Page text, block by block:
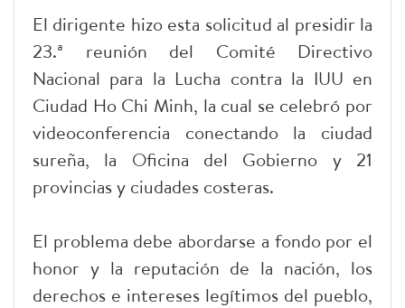
El dirigente hizo esta solicitud al presidir la
23.ª reunión del Comité Directivo
Nacional para la Lucha contra la IUU en
Ciudad Ho Chi Minh, la cual se celebró por
videoconferencia conectando la ciudad
sureña, la Oficina del Gobierno y 21
provincias y ciudades costeras.
El problema debe abordarse a fondo por el
honor y la reputación de la nación, los
derechos e intereses legítimos del pueblo,